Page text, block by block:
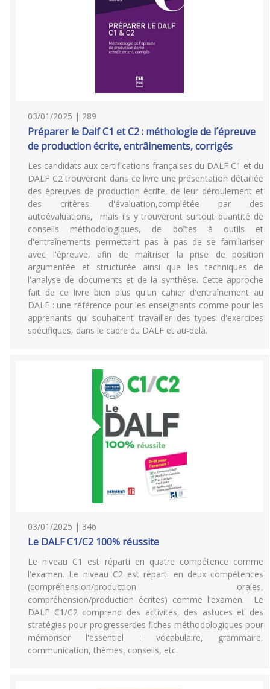
03/01/2025 | 289
Préparer le Dalf C1 et C2 : méthologie de l´épreuve
de production écrite, entrâinements, corrigés
Les candidats aux certifications françaises du DALF C1 et du
DALF C2 trouveront dans ce livre une présentation détaillée
des épreuves de production écrite, de leur déroulement et
des critères d'évaluation,complétée par des
autoévaluations, mais ils y trouveront surtout quantité de
conseils méthodologiques, de boîtes à outils et
d'entraînements permettant pas à pas de se familiariser
avec l'épreuve, afin de maîtriser la prise de position
argumentée et structurée ainsi que les techniques de
l'analyse de documents et de la synthèse. Cette approche
fait de ce livre bien plus qu'un cahier d'entraînement au
DALF : une référence pour les enseignants comme pour les
apprenants qui souhaitent travailler des types d'exercices
spécifiques, dans le cadre du DALF et au-delà.
03/01/2025 | 346
Le DALF C1/C2 100% réussite
Le niveau C1 est réparti en quatre compétence comme
l'examen. Le niveau C2 est réparti en deux compétences
(compréhension/production orales,
compréhension/production écrites) comme l'examen. Le
DALF C1/C2 comprend des activités, des astuces et des
stratégies pour progresserdes fiches méthodologiques pour
mémoriser l'essentiel : vocabulaire, grammaire,
communication, thèmes, conseils, etc.